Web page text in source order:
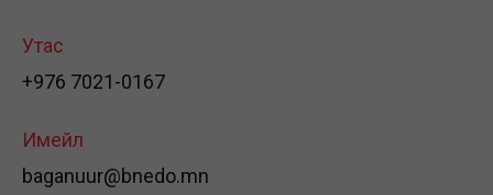
Утас
+976 7021-0167
Имейл
baganuur@bnedo.mn